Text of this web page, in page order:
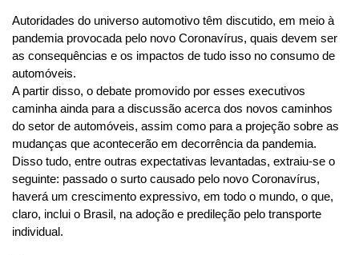
Autoridades do universo automotivo têm discutido, em meio à
pandemia provocada pelo novo Coronavírus, quais devem ser
as consequências e os impactos de tudo isso no consumo de
automóveis.
A partir disso, o debate promovido por esses executivos
caminha ainda para a discussão acerca dos novos caminhos
do setor de automóveis, assim como para a projeção sobre as
mudanças que acontecerão em decorrência da pandemia.
Disso tudo, entre outras expectativas levantadas, extraiu-se o
seguinte: passado o surto causado pelo novo Coronavírus,
haverá um crescimento expressivo, em todo o mundo, o que,
claro, inclui o Brasil, na adoção e predileção pelo transporte
individual.